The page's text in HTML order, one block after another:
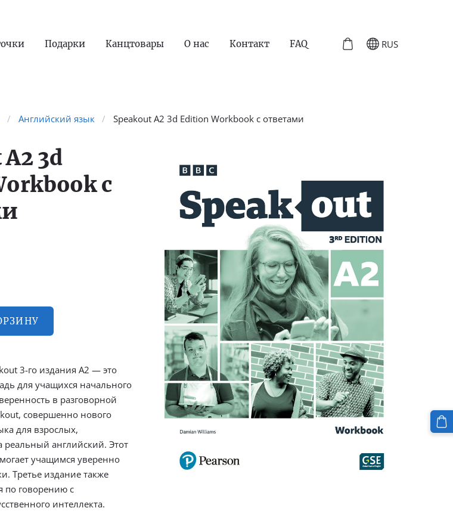
Подарки Канцтовары О нас Контакт FAQ RUS
Английский язык Speakout A2 3d Edition Workbook с ответами
3d
с
3-го издания A2 — это
для учащихся начального
в разговорной
совершенно нового
для взрослых,
реальный английский. Этот
учащимся уверенно
Третье издание также
по говорению с
интеллекта.